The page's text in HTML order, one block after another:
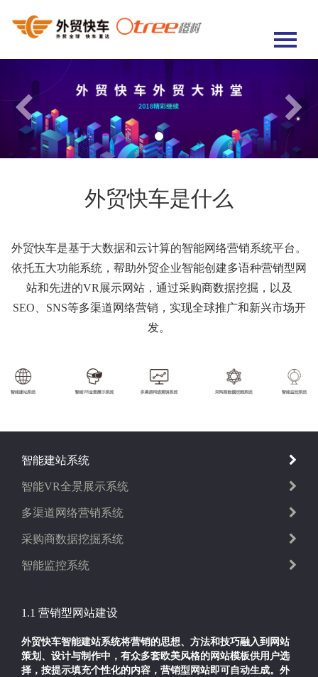
产品介绍
产品优势
客户案例
外贸快车是什么
外贸快车是基于大数据和云计算的智能网络营销系统平台。
依托五大功能系统，帮助外贸企业智能创建多语种营销型网
站和先进的VR展示网站，通过采购商数据挖掘，以及
SEO、SNS等多渠道网络营销，实现全球推广和新兴市场开
发。
智能建站系统
智能VR全景展示系统
多渠道网络营销系统
采购商数据挖掘系统
智能监控系统
1.1 营销型网站建设
外贸快车智能建站系统将营销的思想、方法和技巧融入到网站
策划、设计与制作中，有众多套欧美风格的网站模板供用户选
择，按提示填充个性化的内容，营销型网站即可自动生成。外